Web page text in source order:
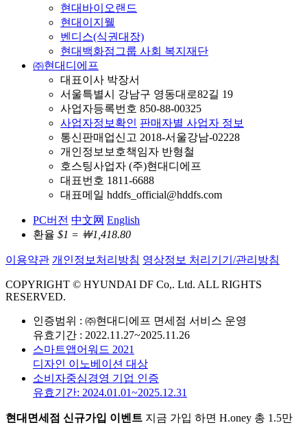
현대바이오랜드
현대이지웰
벤디스(식권대장)
현대백화점그룹 사회 복지재단
㈜현대디에프
대표이사 박장서
서울특별시 강남구 영동대로82길 19
사업자등록번호 850-88-00325
사업자정보확인 판매자별 사업자 정보
통신판매업신고 2018-서울강남-02228
개인정보보호책임자 반형철
호스팅사업자 (주)현대디에프
대표번호 1811-6688
대표메일 hddfs_official@hddfs.com
PC버전 中文网 English
환율 $1 = ￦1,418.80
이용약관 개인정보처리방침 영상정보 처리기기/관리방침
COPYRIGHT © HYUNDAI DF Co,. Ltd. ALL RIGHTS
RESERVED.
인증범위 : ㈜현대디에프 면세점 서비스 운영
유효기간 : 2022.11.27~2025.11.26
스마트앱어워드 2021
디자인 이노베이션 대상
소비자중심경영 기업 인증
유효기간: 2024.01.01~2025.12.31
현대면세점 신규가입 이벤트 지금 가입 하면 H.oney 총 1.5만